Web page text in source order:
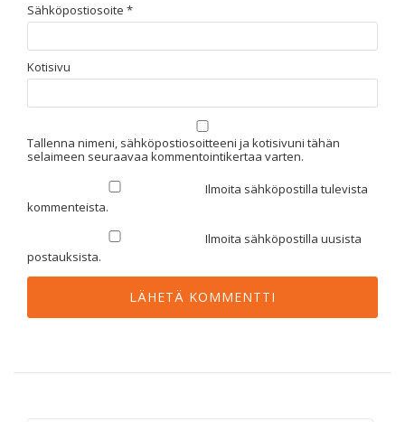
Sähköpostiosoite *
Kotisivu
Tallenna nimeni, sähköpostiosoitteeni ja kotisivuni tähän
selaimeen seuraavaa kommentointikertaa varten.
Ilmoita sähköpostilla tulevista
kommenteista.
Ilmoita sähköpostilla uusista
postauksista.